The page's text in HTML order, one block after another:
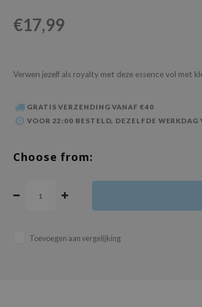
€17,99
Verwen jezelf als royalty met deze essence vol met
GRATIS VERZENDING VANAF €40
VOOR 22:00 BESTELD, DEZELFDE WERKDAG
Choose from:
Toevoegen aan vergelijking